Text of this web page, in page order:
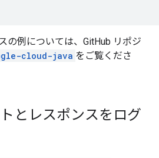
の例については、GitHub リポジ
cloud-java をご覧くださ
とレスポンスをログ